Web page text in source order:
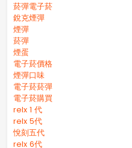
菸彈電子菸
銳克煙彈
煙彈
菸彈
煙蛋
電子菸價格
煙彈口味
電子菸菸彈
電子菸購買
relx 1 代
relx 5代
悅刻五代
relx 6代